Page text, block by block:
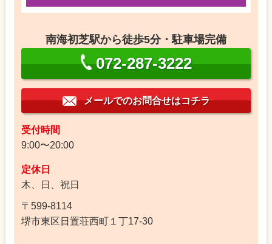
南海初芝駅から徒歩5分・駐車場完備
072-287-3222
メールでのお問合せはコチラ
受付時間
9:00〜20:00
定休日
木、日、祝日
〒599-8114
堺市東区日置荘西町１丁17-30